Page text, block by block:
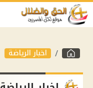
اخبار الرياضة